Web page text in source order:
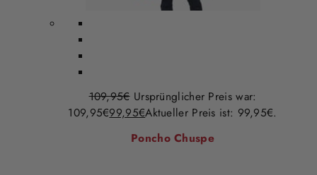
109,95€ Ursprünglicher Preis war:
109,95€99,95€Aktueller Preis ist: 99,95€.
Poncho Chuspe